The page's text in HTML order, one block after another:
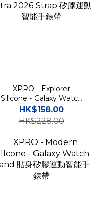
XPRO - Explorer
Sillcone - Galaxy Watch
Ultra 2026 Strap 矽膠運
動智能手錶帶
HK$158.00
HK$228.00